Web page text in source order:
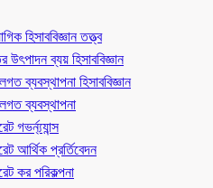
হিসাববিজ্ঞান তত্ত্ব
উৎপাদন ব্যয় হিসাববিজ্ঞান
ব্যবস্থাপনা হিসাববিজ্ঞান
ব্যবস্থাপনা
গভর্ন্য্যান্স
আর্থিক প্রর্তিবেদন
কর পরিকল্পনা